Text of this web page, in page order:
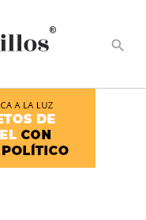
®
search